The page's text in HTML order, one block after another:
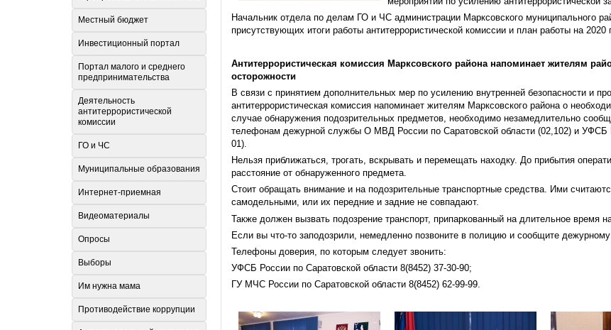
Начальник отдела по делам ГО и ЧС администрации Марксовского муниципального
присутствующих итоги работы антитеррористической комиссии и план работы на 2020
Антитеррористическая комиссия Марксовского района напоминает жителям
осторожности
В связи с принятием дополнительных мер по усилению внутренней безопасности и
антитеррористическая комиссия напоминает жителям Марксовского района о
случае обнаружения подозрительных предметов, необходимо незамедлительно
телефонам дежурной службы О МВД России по Саратовской области (02,102) и УФСБ
01).
Нельзя приближаться, трогать, вскрывать и перемещать находку. До прибытия
расстояние от обнаруженного предмета.
Стоит обращать внимание и на подозрительные транспортные средства. Ими
самодельными, или их передние и задние не совпадают.
Также должен вызвать подозрение транспорт, припаркованный на длительное время
Если вы что-то заподозрили, немедленно позвоните в полицию и сообщите
Телефоны доверия, по которым следует звонить:
УФСБ России по Саратовской области 8(8452) 37-30-90;
ГУ МЧС России по Саратовской области 8(8452) 62-99-99.
Местный бюджет
Инвестиционный портал
Портал малого и среднего
предпринимательства
Деятельность
антитеррористической
комиссии
ГО и ЧС
Муниципальные образования
Интернет-приемная
Видеоматериалы
Опросы
Выборы
Им нужна мама
Противодействие коррупции